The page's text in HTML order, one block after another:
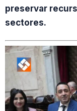
preservar
sectores.